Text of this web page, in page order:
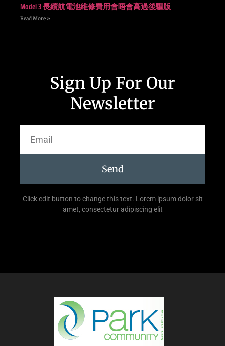
Model 3 長續航電池維修費用會唔會高過後驅版
Read More »
Sign Up For Our
Newsletter
Send
Click edit button to change this text. Lorem ipsum dolor sit
amet, consectetur adipiscing elit